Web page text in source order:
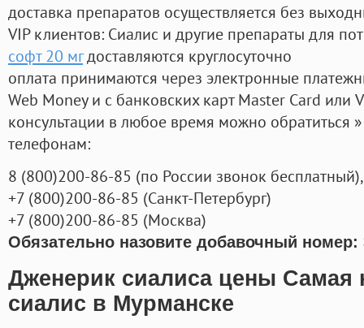
доставка препаратов осуществляется без
VIP клиентов: Сиалис и другие препараты для
софт 20 мгдоставляются круглосуточно
оплата принимаются через электронные
Web Money и с банковских карт Master Card или
консультации в любое время можно обратиться
телефонам:
8 (800)200-86-85 (по России звонок бесплатный),
+7 (800)200-86-85 (Санкт-Петербург)
+7 (800)200-86-85 (Москва)
Обязательно назовите добавочный номер:
Дженерик сиалиса цены Самая
сиалис в Мурманске